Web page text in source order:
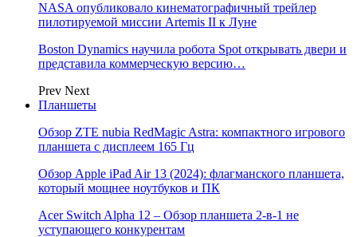
NASA опубликовало кинематографичный трейлер
пилотируемой миссии Artemis II к Луне
Boston Dynamics научила робота Spot открывать двери и
представила коммерческую версию…
Prev Next
Планшеты
Обзор ZTE nubia RedMagic Astra: компактного игрового
планшета с дисплеем 165 Гц
Обзор Apple iPad Air 13 (2024): флагманского планшета,
который мощнее ноутбуков и ПК
Acer Switch Alpha 12 – Обзор планшета 2-в-1 не
уступающего конкурентам